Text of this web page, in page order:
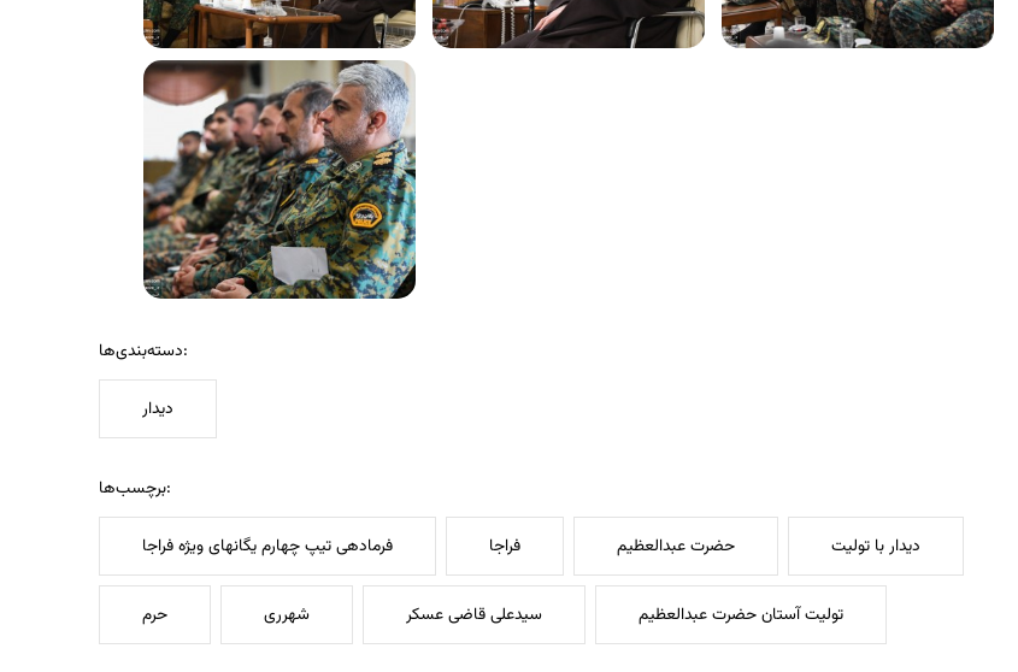
دسته‌بندی‌ها:
دیدار
برچسب‌ها:
فرمادهی تیپ چهارم یگانهای ویژه فراجا فراجا حضرت عبدالعظیم دیدار با تولیت
حرم شهرری سیدعلی قاضی عسکر تولیت آستان حضرت عبدالعظیم